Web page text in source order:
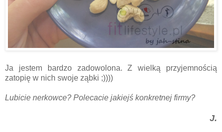
Ja jestem bardzo zadowolona. Z wielką przyjemnością
zatopię w nich swoje ząbki ;))))
Lubicie nerkowce? Polecacie jakiejś konkretnej firmy?
J.